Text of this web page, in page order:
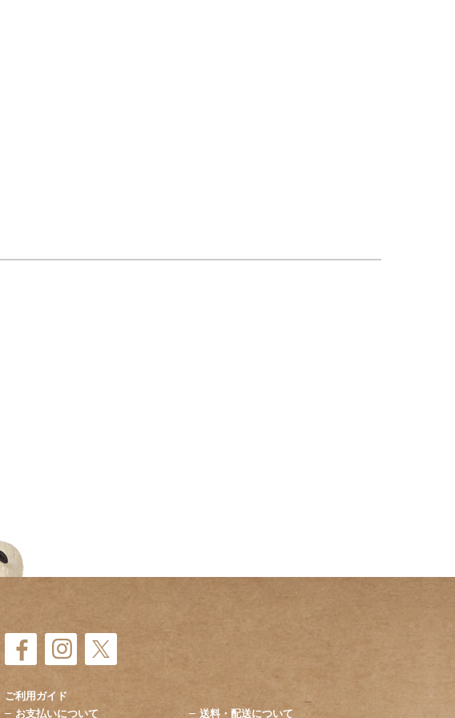
ご利用ガイド
お支払いについて
送料・配送について